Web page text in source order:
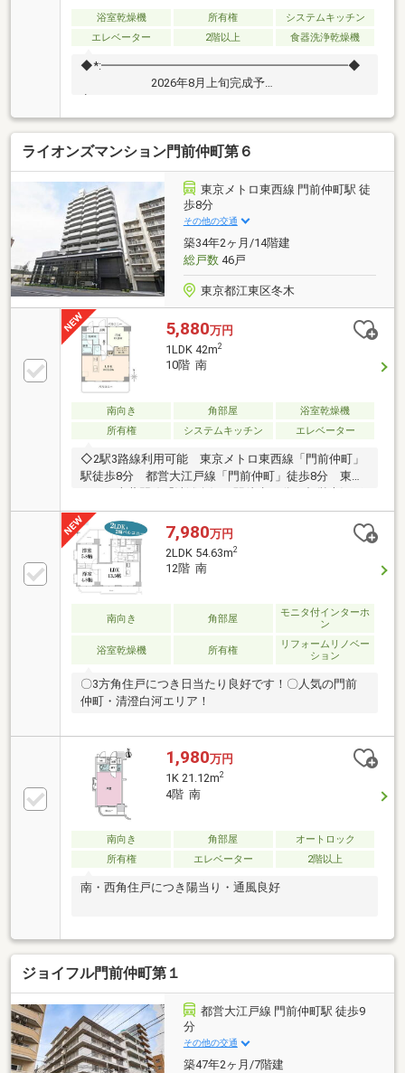
浴室乾燥機 所有権
システムキッチン
エレベーター
2階以上 食器洗浄乾燥機
◆*:━━━━━━━━━━━━━━━━━━━━━◆
2026年8月上旬完成予
定 ・・・・・・・・・・・・・・・・ ・キッ
チン交換（浄水器付・食洗器付）・浴室交
換 ・浴室乾燥機交換・洗面化粧台交
換 ・トイレ交換・防水パン交換 ・クロス全
室貼替・フローリング貼替 ・フロアタイル貼替・建
具新規交換 ・分電盤新規交換・給湯器交換
◆*:━━━━━━━━━━━━━━━━━━━━━◆
ライオンズマンション門前仲町第６
東京メトロ東西線 門前仲町駅 徒
歩8分
その他の交通
築34年2ヶ月/14階建
総戸数46戸
東京都江東区冬木
5,880万円
1LDK 42m2
10階 南
南向き 角部屋
浴室乾燥機
所有権
システムキッチン エレベーター
◇2駅3路線利用可能 東京メトロ東西線「門前仲町」
駅徒歩8分 都営大江戸線「門前仲町」徒歩8分 東京
メトロ半蔵門線「清澄白河」駅徒歩11分 都営大江戸
線「清澄白河」駅徒歩11分・新規リフォーム物件
（2026年4月末完成）・10階・南東角部屋住戸につ
き、 日当たり、眺望良好です♪・北側バルコニーか
らはスカイツリーが望めます。 ⇒隅田川花火大会も
望めます♪・平成4年7月築の新耐震基準マンション・
オートロック付き・周辺環境良好
7,980万円
2LDK 54.63m2
12階 南
南向き 角部屋
モニタ付インターホ
ン
浴室乾燥機 所有権
リフォームリノベー
ション
〇3方角住戸につき日当たり良好です！〇人気の門前
仲町・清澄白河エリア！
1,980万円
1K 21.12m2
4階 南
南向き 角部屋
オートロック
所有権
エレベーター 2階以上
南・西角住戸につき陽当り・通風良好
ジョイフル門前仲町第１
都営大江戸線 門前仲町駅 徒歩9
分
その他の交通
築47年2ヶ月/7階建